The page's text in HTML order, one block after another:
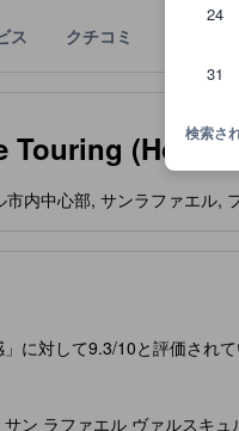
24
31
検索さ
ス クチコミ
Touring (Hotel
内中心部, サンラファエル,
に対して9.3/10と評価され
サン ラファエル ヴァルスキュ